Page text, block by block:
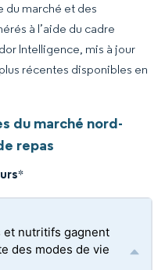
du marché et des
à l’aide du cadre
Intelligence, mis à jour
récentes disponibles en
du marché nord-
repas
*
et nutritifs gagnent
des modes de vie